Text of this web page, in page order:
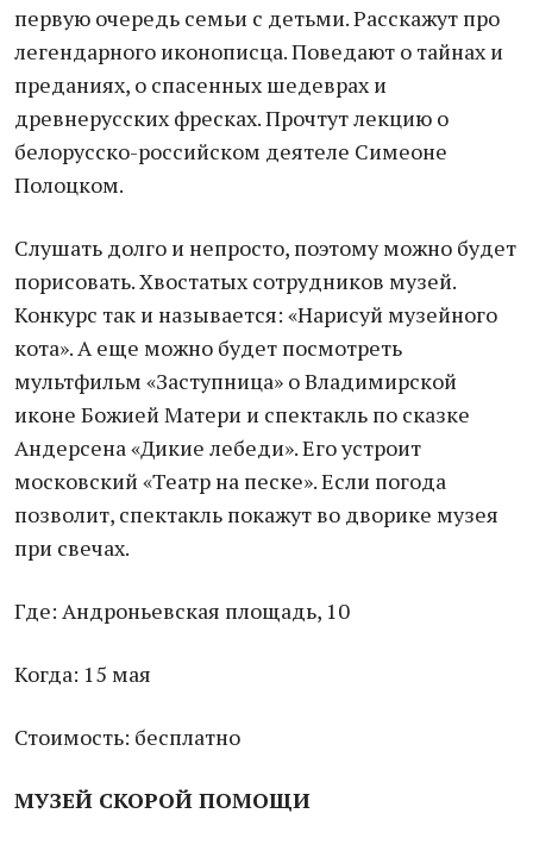
первую очередь семьи с детьми. Расскажут про
легендарного иконописца. Поведают о тайнах и
преданиях, о спасенных шедеврах и
древнерусских фресках. Прочтут лекцию о
белорусско-российском деятеле Симеоне
Полоцком.
Слушать долго и непросто, поэтому можно будет
порисовать. Хвостатых сотрудников музей.
Конкурс так и называется: «Нарисуй музейного
кота». А еще можно будет посмотреть
мультфильм «Заступница» о Владимирской
иконе Божией Матери и спектакль по сказке
Андерсена «Дикие лебеди». Его устроит
московский «Театр на песке». Если погода
позволит, спектакль покажут во дворике музея
при свечах.
Где: Андроньевская площадь, 10
Когда: 15 мая
Стоимость: бесплатно
МУЗЕЙ СКОРОЙ ПОМОЩИ